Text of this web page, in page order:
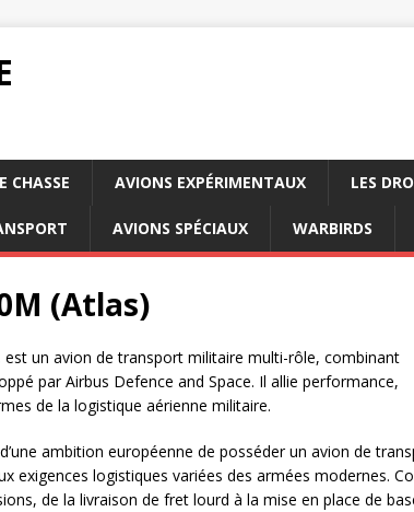
CHASSE AVIONS EXPÉRIMENTAUX LES
AVIONS SPÉCIAUX WARBIRDS
(Atlas)
est un avion de transport militaire multi-rôle, combinant
par Airbus Defence and Space. Il allie performance,
de la logistique aérienne militaire.
ambition européenne de posséder un avion de
exigences logistiques variées des armées modernes.
de la livraison de fret lourd à la mise en place de